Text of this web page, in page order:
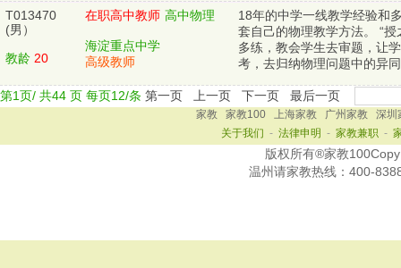
T013470
(男）
教龄 20
在职高中教师
海淀重点中学
高级教师
高中物理
18年的中学一线教学经验和
套自己的物理教学方法。 “
多练，教会学生去审题，让
考，去归纳物理问题中的异
第1页/ 共44 页 每页12/条 第一页 上一页 下一页 最后一页
家教 家教100 上海家教 广州家教
深圳
关于我们 - 法律申明 - 家教兼职 -
版权所有®家教
温州请家教热线： 400-